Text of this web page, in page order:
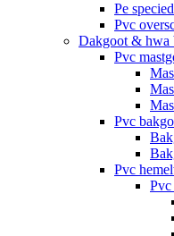
Pe
Pvc
Dakgoot & hwa
Pvc
Pvc
Pvc